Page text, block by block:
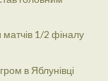
1/2 фіналу
в Яблунівці